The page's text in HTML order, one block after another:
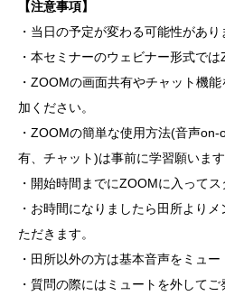
【注意事項】
・当日の予定が変わる可能性があり
・本セミナーのウェビナー形式では
・ZOOMの画面共有やチャット機
加ください。
・ZOOMの簡単な使用方法(音声
有、チャット)は事前に学習願います
・開始時間までにZOOMに入ってス
・お時間になりましたら田所より
ただきます。
・田所以外の方は基本音声をミュー
・質問の際にはミュートを外してご